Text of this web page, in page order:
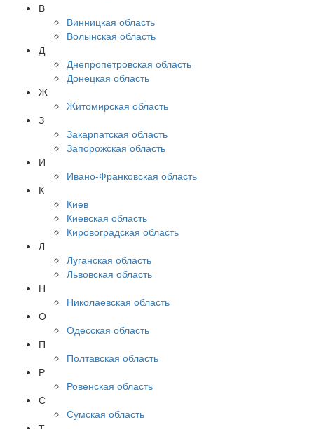
В
Винницкая область
Волынская область
Д
Днепропетровская область
Донецкая область
Ж
Житомирская область
З
Закарпатская область
Запорожская область
И
Ивано-Франковская область
К
Киев
Киевская область
Кировоградская область
Л
Луганская область
Львовская область
Н
Николаевская область
О
Одесская область
П
Полтавская область
Р
Ровенская область
С
Сумская область